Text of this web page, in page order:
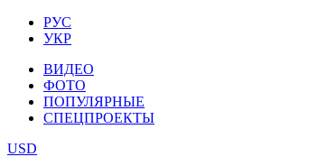
РУС
УКР
ВИДЕО
ФОТО
ПОПУЛЯРНЫЕ
СПЕЦПРОЕКТЫ
USD